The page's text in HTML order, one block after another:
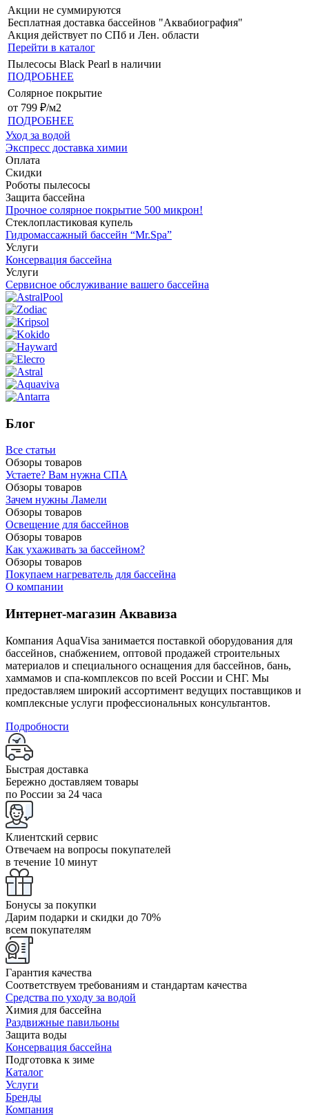
Акции не суммируются
Бесплатная доставка бассейнов "Аквабиография"
Акция действует по СПб и Лен. области
Перейти в каталог
Пылесосы Black Pearl в наличии
ПОДРОБНЕЕ
Солярное покрытие
от 799 ₽/м2
ПОДРОБНЕЕ
Уход за водой
Экспресс доставка химии
Оплата
Скидки
Роботы пылесосы
Защита бассейна
Прочное солярное покрытие 500 микрон!
Стеклопластиковая купель
Гидромассажный бассейн “Mr.Spa”
Услуги
Консервация бассейна
Услуги
Сервисное обслуживание вашего бассейна
Блог
Все статьи
Обзоры товаров
Устаете? Вам нужна СПА
Обзоры товаров
Зачем нужны Ламели
Обзоры товаров
Освещение для бассейнов
Обзоры товаров
Как ухаживать за бассейном?
Обзоры товаров
Покупаем нагреватель для бассейна
О компании
Интернет-магазин Аквавиза
Компания AquaVisa занимается поставкой оборудования для
бассейнов, снабжением, оптовой продажей строительных
материалов и специального оснащения для бассейнов, бань,
хаммамов и спа-комплексов по всей России и СНГ. Мы
предоставляем широкий ассортимент ведущих поставщиков и
комплексные услуги профессиональных консультантов.
Подробности
Быстрая доставка
Бережно доставляем товары
по России за 24 часа
Клиентский сервис
Отвечаем на вопросы покупателей
в течение 10 минут
Бонусы за покупки
Дарим подарки и скидки до 70%
всем покупателям
Гарантия качества
Соответствуем требованиям и стандартам качества
Средства по уходу за водой
Химия для бассейна
Раздвижные павильоны
Защита воды
Консервация бассейна
Подготовка к зиме
Каталог
Услуги
Бренды
Компания